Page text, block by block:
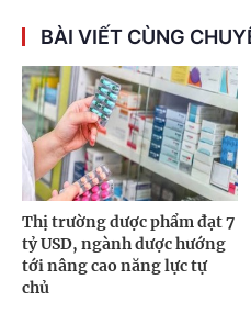
BÀI VIẾT CÙNG
Thị trường dược phẩm đạt 7
tỷ USD, ngành dược hướng
tới nâng cao năng lực tự
chủ